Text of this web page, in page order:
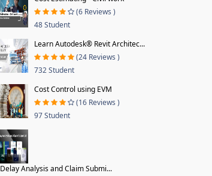
(6 Reviews )
48 Student
Learn Autodesk® Revit Architec...
(24 Reviews )
732 Student
Cost Control using EVM
(16 Reviews )
97 Student
Delay Analysis and Claim Submi...